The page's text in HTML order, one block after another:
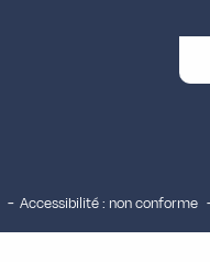
Accessibilité : non conforme